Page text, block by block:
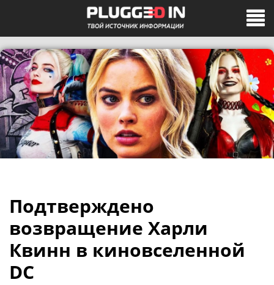
Подтверждено
возвращение Харли
Квинн в киновселенной
DC